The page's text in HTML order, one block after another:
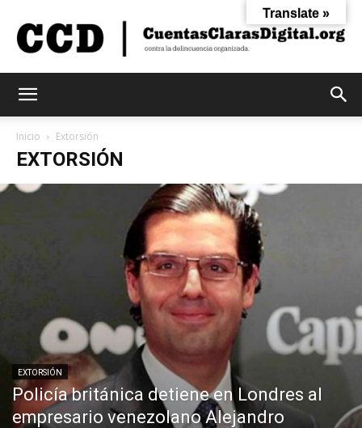
Claras
Digital
Inicio Extorsión
EXTORSIÓN
EXTORSIÓN
Policía británica detiene en Londres al
empresario venezolano Alejandro
Translate »